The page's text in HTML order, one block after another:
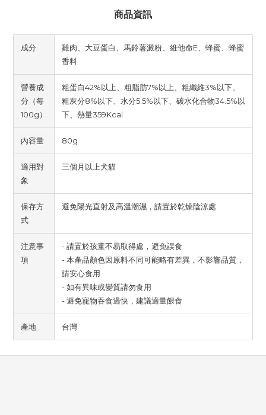
商品資訊
成分
雞肉、大豆蛋白、馬鈴薯澱粉、維他命E、蜂蜜、蜂蜜
香料
營養成
分（每
100g）
粗蛋白42%以上、粗脂肪7%以上、粗纖維3%以下、
粗灰分8%以下、水分5.5%以下、碳水化合物34.5%以
下、熱量359Kcal
內容量 80g
適用對
象
三個月以上犬貓
保存方
式
避免陽光直射及高溫潮濕，請置於乾燥陰涼處
注意事
項
- 請置於孩童不易取得處，避免誤食
- 本產品顏色因原料不同可能略有差異，不影響品質，
請安心食用
- 如有異味或變質請勿食用
- 避免寵物吞食過快，建議適量餵食
產地 台灣